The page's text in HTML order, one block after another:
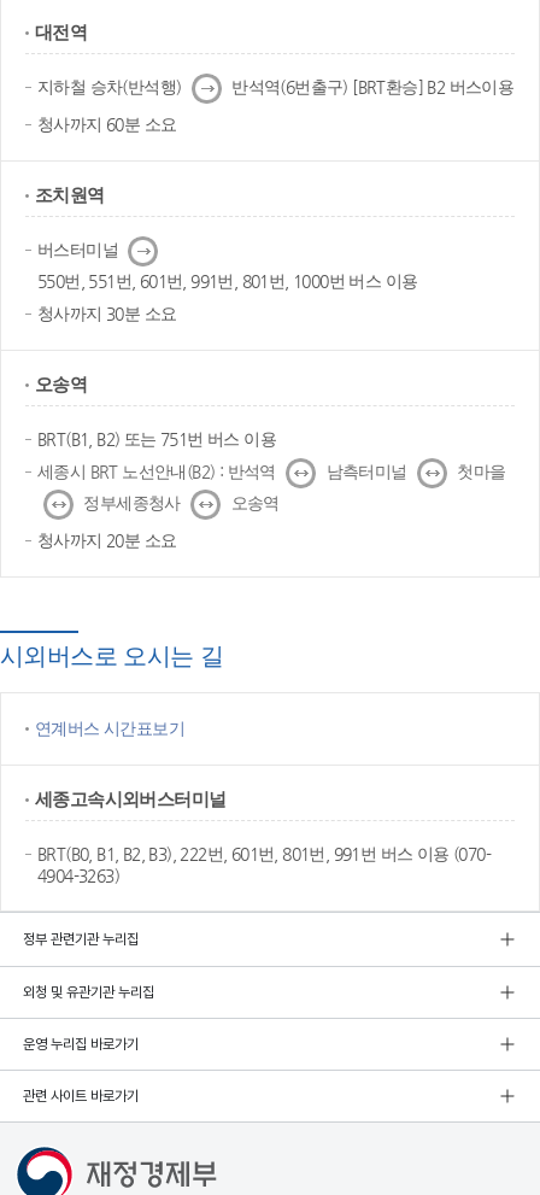
대전역
지하철 승차(반석행) 다
음
반석역(6번출구) [BRT환승] B2 버스이용
청사까지 60분 소요
조치원역
버스터미널 다
음
550번, 551번, 601번, 991번, 801번, 1000번 버스 이용
청사까지 30분 소요
오송역
BRT(B1, B2) 또는 751번 버스 이용
세종시 BRT 노선안내(B2) : 반석역
↔ 남측터미널 ↔
첫마을
↔
정부세종청사 ↔
오송역
청사까지 20분 소요
시외버스로 오시는 길
연계버스 시간표보기
세종고속시외버스터미널
BRT(B0, B1, B2, B3), 222번, 601번, 801번, 991번 버스 이용 (070-
4904-3263)
정부 관련기관 누리집
외청 및 유관기관 누리집
운영 누리집 바로가기
관련 사이트 바로가기